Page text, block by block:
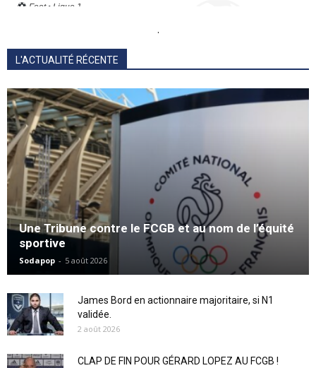
.
L'ACTUALITÉ RÉCENTE
Une Tribune contre le FCGB et au nom de l’équité
sportive
Sodapop - 5 août 2026
James Bord en actionnaire majoritaire, si N1
validée.
2 août 2026
CLAP DE FIN POUR GÉRARD LOPEZ AU FCGB !